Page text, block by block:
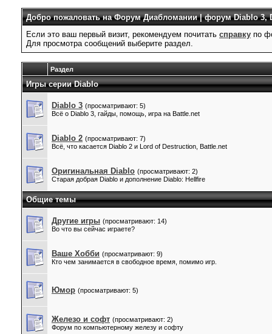
Добро пожаловать на Форум Диабломании | форум Diablo 3,
Если это ваш первый визит, рекомендуем почитать справку по
Для просмотра сообщений выберите раздел.
Раздел
Игры серии Diablo
Diablo 3 (просматривают: 5)
Всё о Diablo 3, гайды, помощь, игра на Battle.net
Diablo 2 (просматривают: 7)
Всё, что касается Diablo 2 и Lord of Destruction, Battle.net
Оригинальная Diablo (просматривают: 2)
Старая добрая Diablo и дополнение Diablo: Hellfire
Общие темы
Другие игры (просматривают: 14)
Во что вы сейчас играете?
Ваше Xобби (просматривают: 9)
Кто чем занимается в свободное время, помимо игр.
Юмор (просматривают: 5)
Железо и софт (просматривают: 2)
Форум по компьютерному железу и софту